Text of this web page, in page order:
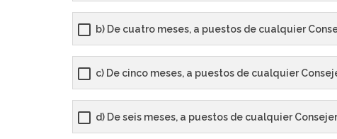
b) De cuatro meses, a puestos de cualquier
c) De cinco meses, a puestos de cualquier
d) De seis meses, a puestos de cualquier